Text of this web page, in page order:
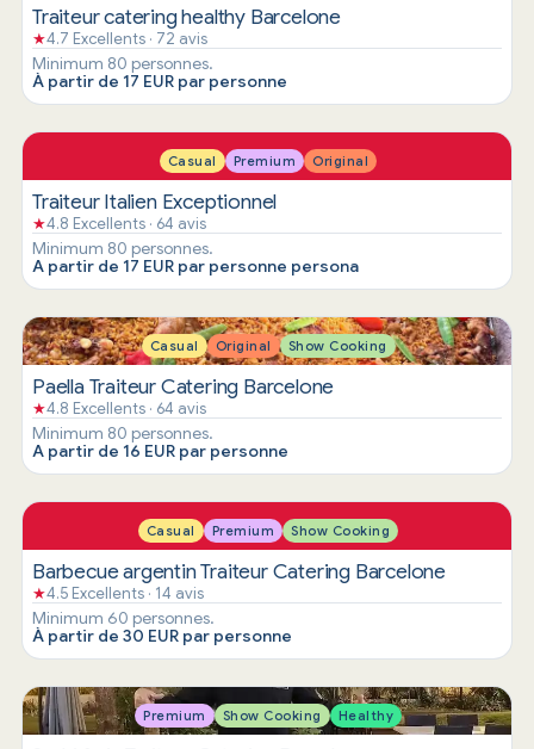
Traiteur catering healthy Barcelone
★4.7 Excellents · 72 avis
Minimum 80 personnes.
À partir de 17 EUR par personne
Casual Premium Original
Traiteur Italien Exceptionnel
★4.8 Excellents · 64 avis
Minimum 80 personnes.
A partir de 17 EUR par personne persona
Casual Original Show Cooking
Paella Traiteur Catering Barcelone
★4.8 Excellents · 64 avis
Minimum 80 personnes.
A partir de 16 EUR par personne
Casual Premium Show Cooking
Barbecue argentin Traiteur Catering Barcelone
★4.5 Excellents · 14 avis
Minimum 60 personnes.
À partir de 30 EUR par personne
Premium Show Cooking Healthy